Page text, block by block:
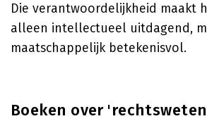
Die verantwoordelijkheid maakt
alleen intellectueel uitdagend,
maatschappelijk betekenisvol.
Boeken over